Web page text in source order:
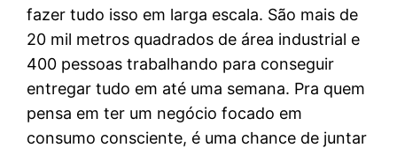
fazer tudo isso em larga escala. São mais de
20 mil metros quadrados de área industrial e
400 pessoas trabalhando para conseguir
entregar tudo em até uma semana. Pra quem
pensa em ter um negócio focado em
consumo consciente, é uma chance de juntar